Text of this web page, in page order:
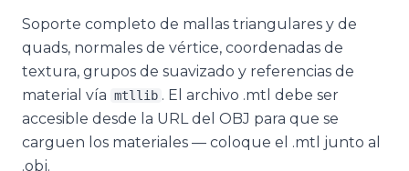
Soporte completo de mallas triangulares y de
quads, normales de vértice, coordenadas de
textura, grupos de suavizado y referencias de
material vía mtllib . El archivo .mtl debe ser
accesible desde la URL del OBJ para que se
carguen los materiales — coloque el .mtl junto al
.obj.